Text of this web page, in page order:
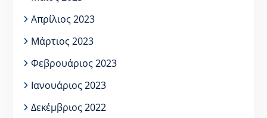
Απρίλιος 2023
Μάρτιος 2023
Φεβρουάριος 2023
Ιανουάριος 2023
Δεκέμβριος 2022